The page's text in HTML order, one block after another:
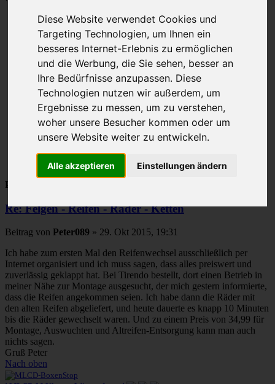
Diese Website verwendet Cookies und
Targeting Technologien, um Ihnen ein
besseres Internet-Erlebnis zu ermöglichen
und die Werbung, die Sie sehen, besser an
Ihre Bedürfnisse anzupassen. Diese
Technologien nutzen wir außerdem, um
Ergebnisse zu messen, um zu verstehen,
woher unsere Besucher kommen oder um
unsere Website weiter zu entwickeln.
Alle akzeptieren Einstellungen ändern
Seite20von39
Gehe zu Seite:
Vorherige
…
20
21
…
39
Nächste
Peter089
Re: Felgen - Reifen - Räder - Ketten
Beitrag von Peter089 » 29. Okt 2015, 19:31
Ich habe zum ersten Mal den Reifenwechsel ausschließlich per
Internet organisiert und ich muss sagen, dass alles preiswert und
zuverlässig geklappt hat. Bei Tirendo bestellt, dort einen Betrieb in
meiner Nähe zur Montage ausgesucht, der mich gestern informierte,
dass die Reifen angekommen seien. Ich habe dann die Räder mit
den alten Reifen abgeliefert, und heute dauerte es knapp 10 Minuten
bis die Räder gewechselt waren. Und zu einem Preis von 34,99 für
Montage, Auswuchten und Altreifen-Entsorgung kann man auch
nichts sagen.
Gruß Peter
Nach oben